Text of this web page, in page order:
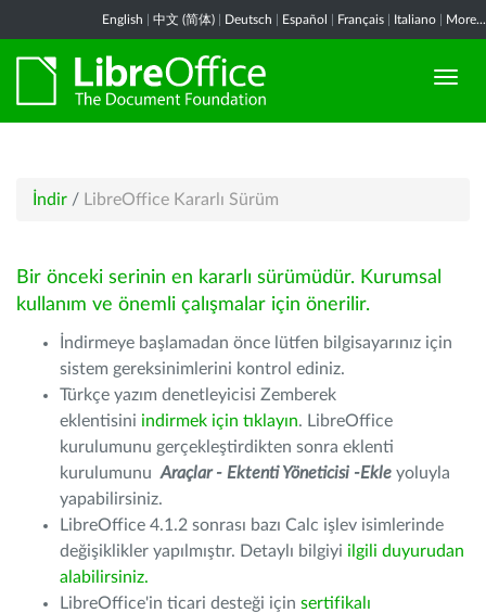
English 中文 (简体) Deutsch Español Français Italiano More...
İndir / LibreOffice Kararlı Sürüm
Bir önceki serinin en kararlı sürümüdür. Kurumsal
kullanım ve önemli çalışmalar için önerilir.
İndirmeye başlamadan önce lütfen bilgisayarınız için
sistem gereksinimlerini kontrol ediniz.
Türkçe yazım denetleyicisi Zemberek
eklentisini indirmek için tıklayın. LibreOffice
kurulumunu gerçekleştirdikten sonra eklenti
kurulumunu Araçlar - Ektenti Yöneticisi -Ekle yoluyla
yapabilirsiniz.
LibreOffice 4.1.2 sonrası bazı Calc işlev isimlerinde
değişiklikler yapılmıştır. Detaylı bilgiyi ilgili duyurudan
alabilirsiniz.
LibreOffice'in ticari desteği için sertifikalı